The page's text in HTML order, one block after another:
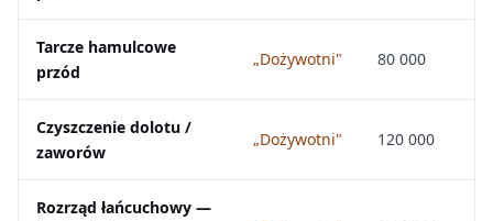
Tarcze hamulcowe
przód
„Dożywotni" 80 000
Czyszczenie dolotu /
zaworów
„Dożywotni" 120 000
Rozrząd łańcuchowy —